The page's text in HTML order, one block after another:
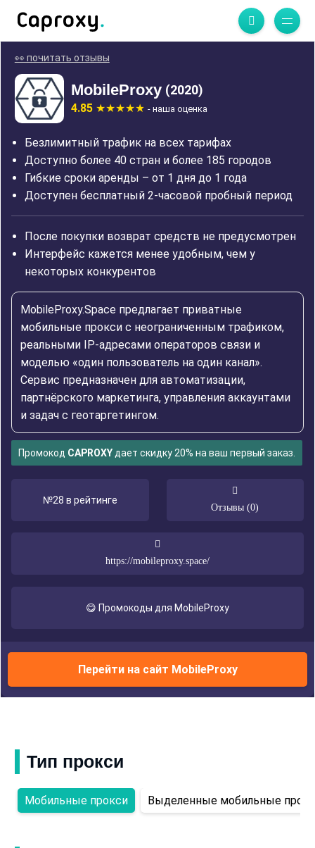
👀 почитать отзывы
MobileProxy (2020)
4.85 - наша оценка
Безлимитный трафик на всех тарифах
Доступно более 40 стран и более 185 городов
Гибкие сроки аренды – от 1 дня до 1 года
Доступен бесплатный 2-часовой пробный период
После покупки возврат средств не предусмотрен
Интерфейс кажется менее удобным, чем у
некоторых конкурентов
MobileProxy.Space предлагает приватные
мобильные прокси с неограниченным трафиком,
реальными IP-адресами операторов связи и
моделью «один пользователь на один канал».
Сервис предназначен для автоматизации,
партнёрского маркетинга, управления аккаунтами
и задач с геотаргетингом.
Промокод CAPROXYдает скидку 20% на ваш первый заказ.
№28 в рейтинге
Отзывы (0)
https://mobileproxy.space/
😋 Промокоды для MobileProxy
Перейти на сайт MobileProxy
Тип прокси
Мобильные прокси Выделенные мобильные